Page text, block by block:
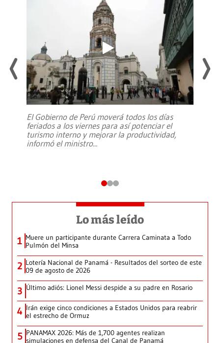
El Gobierno de Perú moverá todos los días
feriados a los viernes para así potenciar el
turismo interno y mejorar la productividad,
informó el ministro...
Lo más leído
1 Muere un participante durante Carrera Caminata a Todo
Pulmón del Minsa
2 Lotería Nacional de Panamá - Resultados del sorteo de este
09 de agosto de 2026
3 Último adiós: Lionel Messi despide a su padre en Rosario
4 Irán exige cinco condiciones a Estados Unidos para reabrir
el estrecho de Ormuz
5 PANAMAX 2026: Más de 1,700 agentes realizan
simulaciones en defensa del Canal de Panamá